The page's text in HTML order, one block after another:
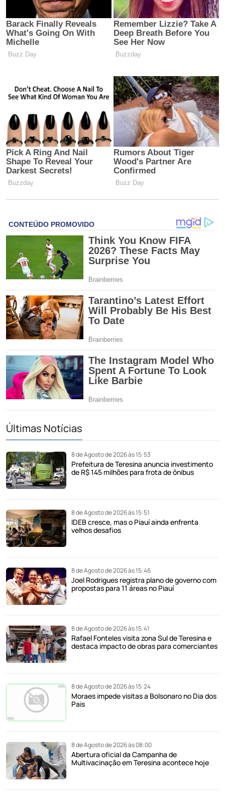
Últimas Notícias
8 de Agosto de 2026 às 15:53
Prefeitura de Teresina anuncia investimento
de R$ 145 milhões para frota de ônibus
8 de Agosto de 2026 às 15:51
IDEB cresce, mas o Piauí ainda enfrenta
velhos desafios
8 de Agosto de 2026 às 15:46
Joel Rodrigues registra plano de governo com
propostas para 11 áreas no Piauí
8 de Agosto de 2026 às 15:41
Rafael Fonteles visita zona Sul de Teresina e
destaca impacto de obras para comerciantes
8 de Agosto de 2026 às 15:24
Moraes impede visitas a Bolsonaro no Dia dos
Pais
8 de Agosto de 2026 às 08:00
Abertura oficial da Campanha de
Multivacinação em Teresina acontece hoje